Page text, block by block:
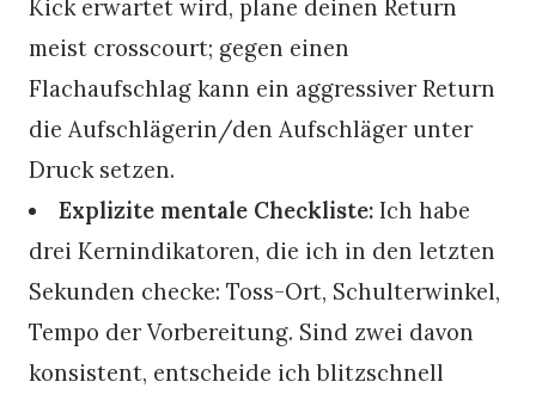
Kick erwartet wird, plane deinen Return
meist crosscourt; gegen einen
Flachaufschlag kann ein aggressiver Return
die Aufschlägerin/den Aufschläger unter
Druck setzen.
Explizite mentale Checkliste: Ich habe
drei Kernindikatoren, die ich in den letzten
Sekunden checke: Toss-Ort, Schulterwinkel,
Tempo der Vorbereitung. Sind zwei davon
konsistent, entscheide ich blitzschnell